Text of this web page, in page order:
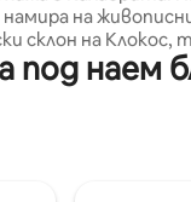
на
склон на Клокос,
на хълмиста гора и
с кола от град
ще се насладите
наем